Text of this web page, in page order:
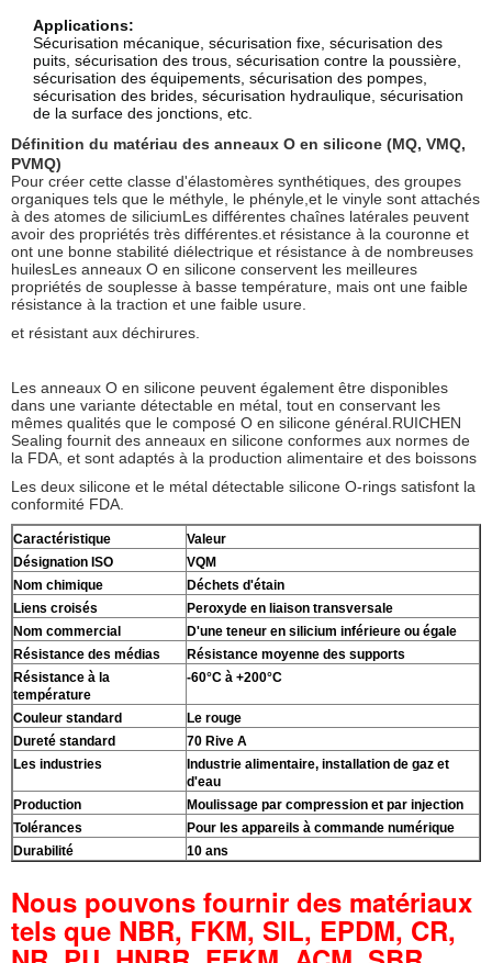
Applications:
Sécurisation mécanique, sécurisation fixe, sécurisation des
puits, sécurisation des trous, sécurisation contre la poussière,
sécurisation des équipements, sécurisation des pompes,
sécurisation des brides, sécurisation hydraulique, sécurisation
de la surface des jonctions, etc.
Définition du matériau des anneaux O en silicone (MQ, VMQ,
PVMQ)
Pour créer cette classe d'élastomères synthétiques, des groupes
organiques tels que le méthyle, le phényle,et le vinyle sont attachés
à des atomes de siliciumLes différentes chaînes latérales peuvent
avoir des propriétés très différentes.et résistance à la couronne et
ont une bonne stabilité diélectrique et résistance à de nombreuses
huilesLes anneaux O en silicone conservent les meilleures
propriétés de souplesse à basse température, mais ont une faible
résistance à la traction et une faible usure.
et résistant aux déchirures.
Les anneaux O en silicone peuvent également être disponibles
dans une variante détectable en métal, tout en conservant les
mêmes qualités que le composé O en silicone général.RUICHEN
Sealing fournit des anneaux en silicone conformes aux normes de
la FDA, et sont adaptés à la production alimentaire et des boissons
Les deux silicone et le métal détectable silicone O-rings satisfont la
conformité FDA.
Caractéristique
Valeur
Désignation ISO
VQM
Nom chimique
Déchets d'étain
Liens croisés
Peroxyde en liaison transversale
Nom commercial
D'une teneur en silicium inférieure ou égale
Résistance des médias
Résistance moyenne des supports
Résistance à la
température
-60°C à +200°C
Couleur standard
Le rouge
Dureté standard
70 Rive A
Les industries
Industrie alimentaire, installation de gaz et
d'eau
Production
Moulissage par compression et par injection
Tolérances
Pour les appareils à commande numérique
Durabilité
10 ans
Nous pouvons fournir des matériaux
tels que NBR, FKM, SIL, EPDM, CR,